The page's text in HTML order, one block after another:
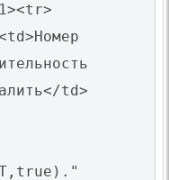
td>